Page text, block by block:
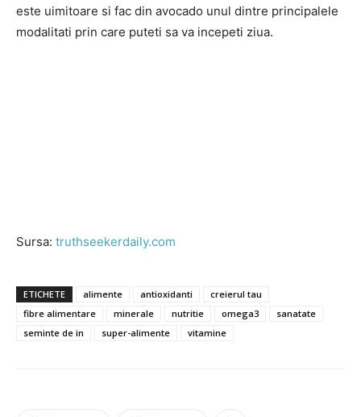
este uimitoare si fac din avocado unul dintre principalele
modalitati prin care puteti sa va incepeti ziua.
Sursa: truthseekerdaily.com
ETICHETE alimente antioxidanti
creierul tau
fibre alimentare
minerale nutritie omega3
sanatate
seminte de in
super-alimente vitamine